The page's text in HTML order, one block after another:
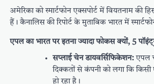
अमेरिका को स्मार्टफोन एक्सपोर्ट में वियतनाम की
हैं। कैनालिस की रिपोर्ट के मुताबिक भारत में
एपल का भारत पर इतना ज्यादा फोकस क्यों, 5
सप्लाई चेन डायवर्सिफिकेशन:एपल
दिक्कतों से कंपनी को लगा कि
हो रहा है।